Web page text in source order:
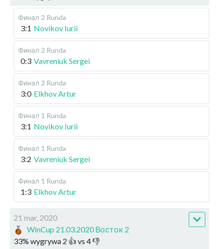
Финал 2 Runda
3:1 Novikov Iurii
Финал 2 Runda
0:3 Vavreniuk Sergei
Финал 2 Runda
3:0 Elkhov Artur
Финал 1 Runda
3:1 Novikov Iurii
Финал 1 Runda
3:2 Vavreniuk Sergei
Финал 1 Runda
1:3 Elkhov Artur
21 mar, 2020
WinCup 21.03.2020 Восток 2
33% wygrywa 2 👍 vs 4👎